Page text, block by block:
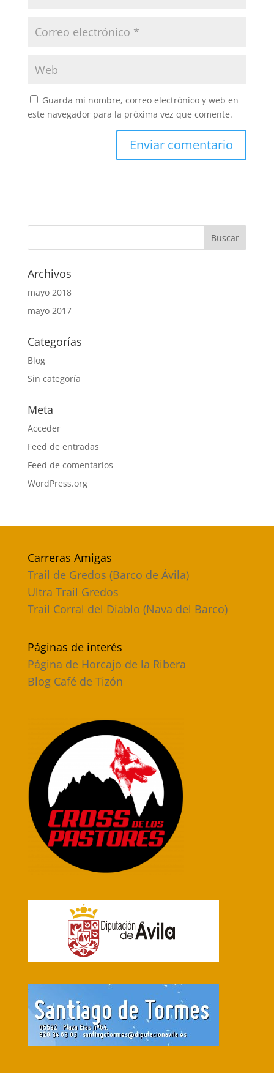
Guarda mi nombre, correo electrónico y web en
este navegador para la próxima vez que comente.
Archivos
mayo 2018
mayo 2017
Categorías
Blog
Sin categoría
Meta
Acceder
Feed de entradas
Feed de comentarios
WordPress.org
Carreras Amigas
Trail de Gredos (Barco de Ávila)
Ultra Trail Gredos
Trail Corral del Diablo (Nava del Barco)
Páginas de interés
Página de Horcajo de la Ribera
Blog Café de Tizón